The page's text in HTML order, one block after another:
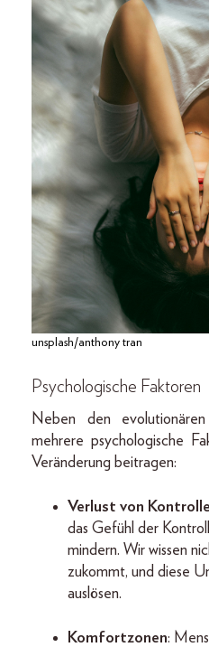
unsplash/anthony tran
Psychologische Faktoren
Neben den
mehrere psychologische
Veränderung beitragen:
Verlust von Kontrolle
das Gefühl der
mindern. Wir wissen
zukommt, und diese
auslösen.
Komfortzonen: